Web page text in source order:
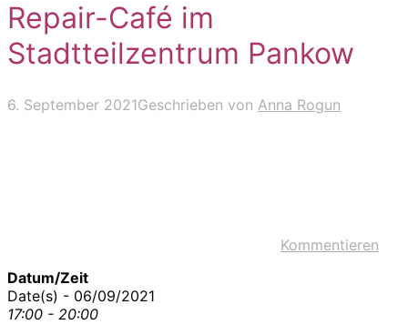
Repair-Café im
Stadtteilzentrum Pankow
6. September 2021Geschrieben von Anna Rogun
Kommentieren
Datum/Zeit
Date(s) - 06/09/2021
17:00 - 20:00